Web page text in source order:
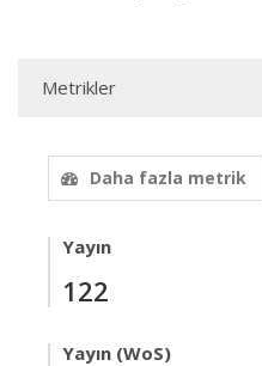
Metrikler
Daha fazla metrik
Yayın
122
Yayın (WoS)